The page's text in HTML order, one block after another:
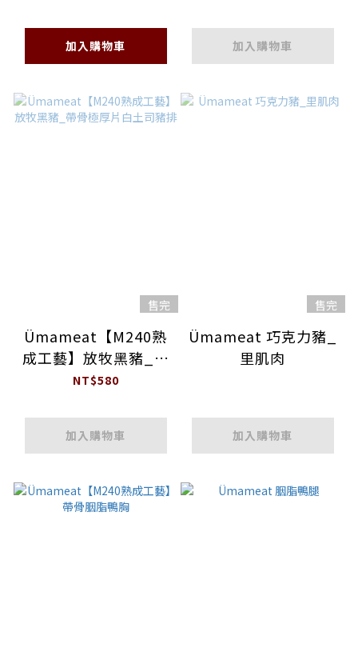
加入購物車 加入購物車
售完
Ümameat【M240熟
成工藝】放牧黑豬_帶
骨極厚片白土司豬排
NT$580
加入購物車
售完
Ümameat 巧克力豬_
里肌肉
加入購物車